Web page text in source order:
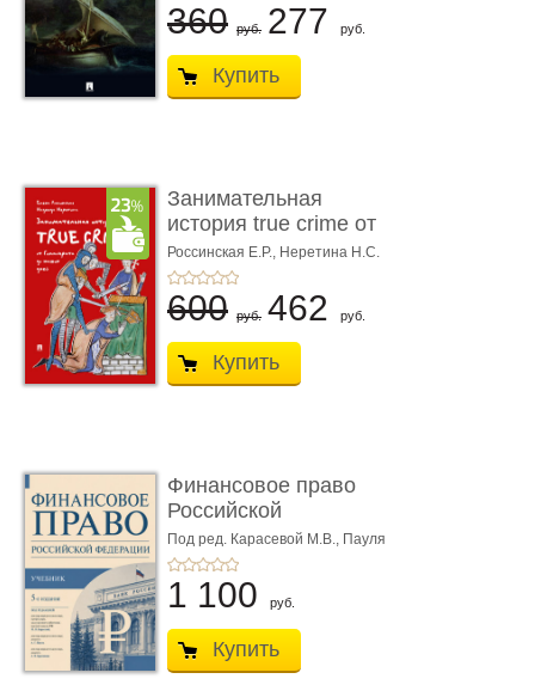
360 руб. 277 руб.
Купить
Занимательная
история true crime от
Гиппократа до � ...
Россинская Е.Р., Неретина Н.С.
600 руб. 462 руб.
Купить
Финансовое право
Российской
Федерации. 5-е изд�
...
Под ред. Карасевой М.В., Пауля
А.Г., Красюкова А.В.
1 100 руб.
Купить